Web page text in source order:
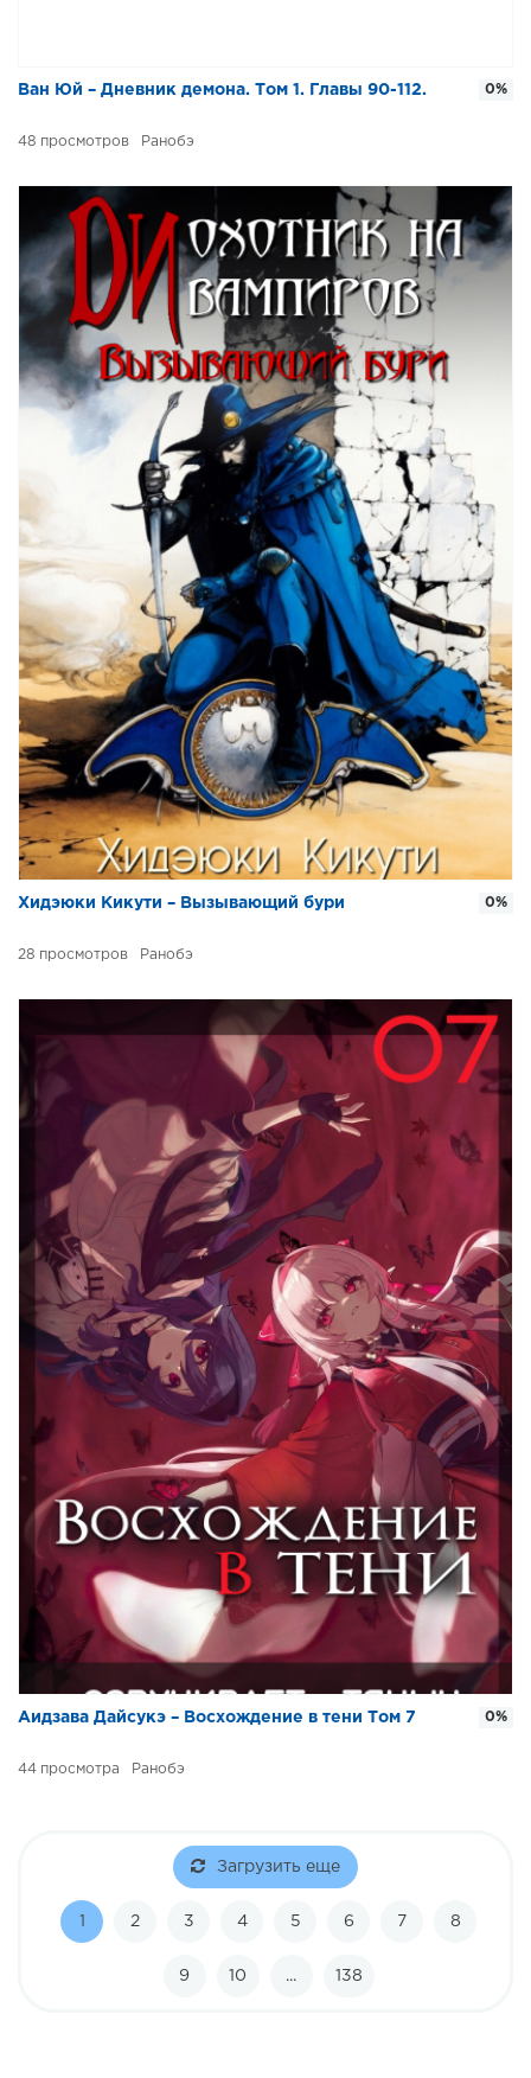
Ван Юй – Дневник демона. Том 1. Главы 90-112.
48 Ранобэ
0%
Хидэюки Кикути – Вызывающий бури
28 Ранобэ
0%
Аидзава Дайсукэ – Восхождение в тени Том 7
44 Ранобэ
0%
Загрузить еще
1 2 3 4 5 6 7 8
9 10 ... 138